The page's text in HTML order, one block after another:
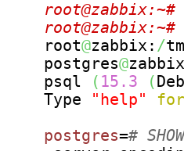
root@zabbix:~#
root@zabbix:~#
root@zabbix: /
postgres@
psql
( 15.3 (
Type
"help" for
postgres=#